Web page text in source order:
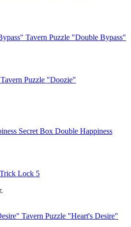
Tavern Puzzle "Double Bypass"
Tavern Puzzle "Doozie"
Secret Box Double Happiness
Lock 5
Tavern Puzzle "Heart's Desire"